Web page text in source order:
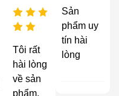
Tôi rất
hài lòng
về sản
phẩm,
Sản
phẩm uy
tín hài
lòng